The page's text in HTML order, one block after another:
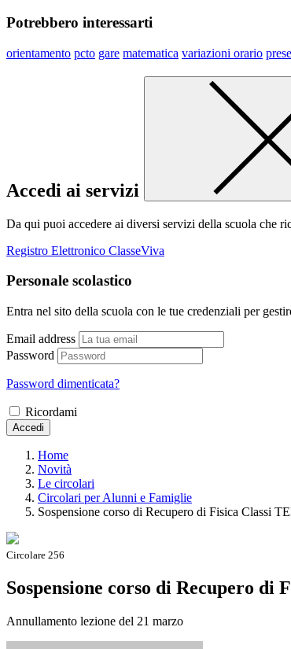
Potrebbero interessarti
orientamento pcto gare matematica variazioni orario
Accedi ai servizi
Da qui puoi accedere ai diversi servizi della scuola che
Registro Elettronico ClasseViva
Personale scolastico
Entra nel sito della scuola con le tue credenziali per
Email address
Password
Password dimenticata?
Ricordami
Accedi
Home
Novità
Le circolari
Circolari per Alunni e Famiglie
Sospensione corso di Recupero di Fisica Classi
Circolare 256
Sospensione corso di Recupero
Annullamento lezione del 21 marzo